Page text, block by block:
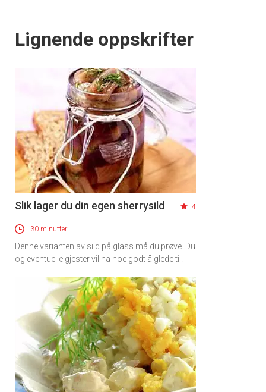
Lignende oppskrifter
Slik lager du din egen sherrysild 4
30 minutter
Denne varianten av sild på glass må du prøve. Du
og eventuelle gjester vil ha noe godt å glede til.